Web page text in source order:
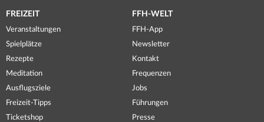
FREIZEIT
Veranstaltungen
Spielplätze
Rezepte
Meditation
Ausflugsziele
Freizeit-Tipps
Ticketshop
FFH-WELT
FFH-App
Newsletter
Kontakt
Frequenzen
Jobs
Führungen
Presse